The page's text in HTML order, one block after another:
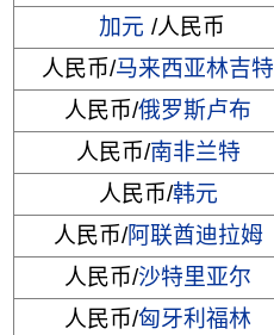
加元 /人民币
人民币/马来西亚林吉特
人民币/俄罗斯卢布
人民币/南非兰特
人民币/韩元
人民币/阿联酋迪拉姆
人民币/沙特里亚尔
人民币/匈牙利福林